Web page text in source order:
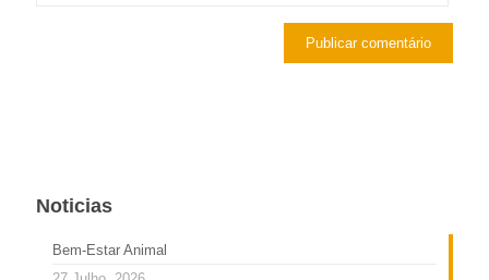
Noticias
Bem-Estar Animal